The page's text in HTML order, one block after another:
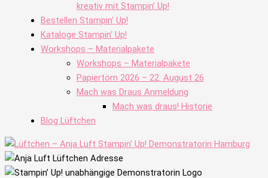
kreativ mit Stampin’ Up!
Bestellen Stampin‘ Up!
Kataloge Stampin‘ Up!
Workshops – Materialpakete
Workshops – Materialpakete
Papiertörn 2026 – 22. August 26
Mach was Draus Anmeldung
Mach was draus! Historie
Blog Lüftchen